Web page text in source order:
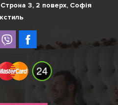
Строна 3, 2 поверх, Софія